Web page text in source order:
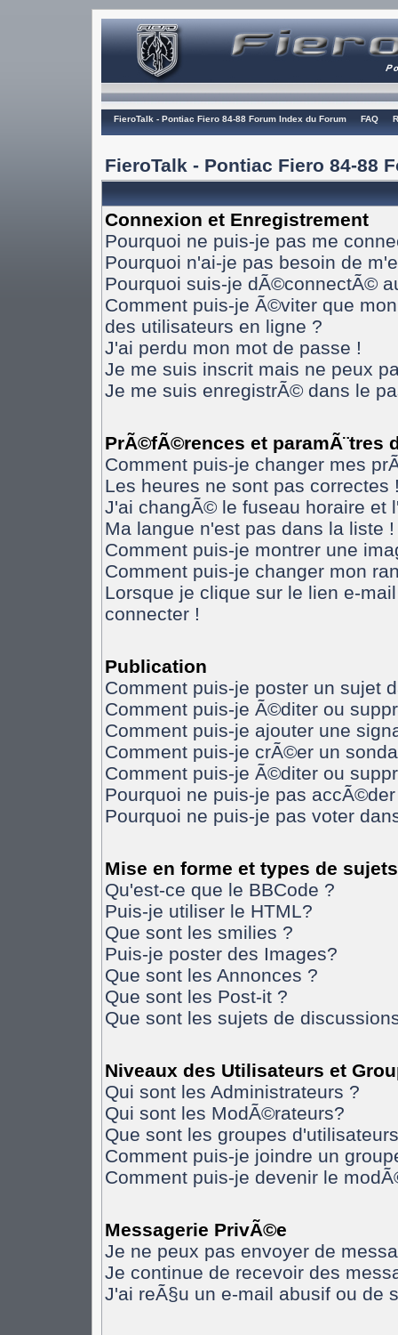
FieroTalk - Pontiac Fiero 84-88 Forum Index du Forum FAQ
FieroTalk - Pontiac Fiero 84-88
Connexion et Enregistrement
Pourquoi ne puis-je pas me
Pourquoi n'ai-je pas besoin de
Pourquoi suis-je dÃ©connectÃ©
Comment puis-je Ã©viter que
des utilisateurs en ligne ?
J'ai perdu mon mot de passe !
Je me suis inscrit mais ne peux
Je me suis enregistrÃ© dans le
PrÃ©fÃ©rences et paramÃ¨tres
Comment puis-je changer mes
Les heures ne sont pas correctes
J'ai changÃ© le fuseau horaire et
Ma langue n'est pas dans la liste !
Comment puis-je montrer une
Comment puis-je changer mon
Lorsque je clique sur le lien e-
connecter !
Publication
Comment puis-je poster un sujet
Comment puis-je Ã©diter ou
Comment puis-je ajouter une
Comment puis-je crÃ©er un
Comment puis-je Ã©diter ou
Pourquoi ne puis-je pas
Pourquoi ne puis-je pas voter
Mise en forme et types de sujets
Qu'est-ce que le BBCode ?
Puis-je utiliser le HTML?
Que sont les smilies ?
Puis-je poster des Images?
Que sont les Annonces ?
Que sont les Post-it ?
Que sont les sujets de
Niveaux des Utilisateurs et
Qui sont les Administrateurs ?
Qui sont les ModÃ©rateurs?
Que sont les groupes
Comment puis-je joindre un
Comment puis-je devenir le
Messagerie PrivÃ©e
Je ne peux pas envoyer de
Je continue de recevoir des
J'ai reÃ§u un e-mail abusif ou de